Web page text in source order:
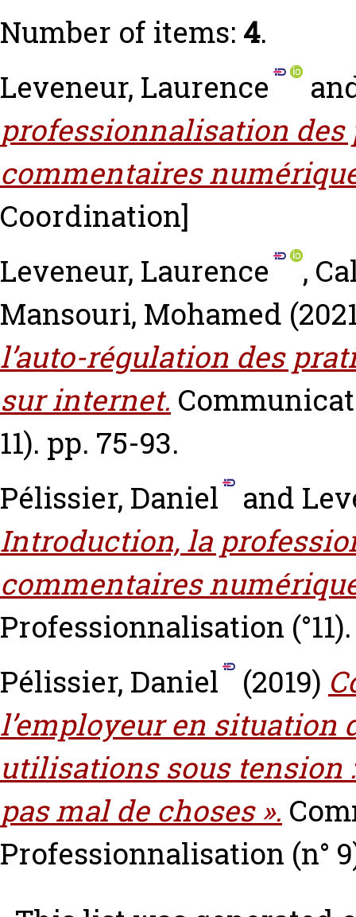
Number of items: 4.
Leveneur, Laurence
professionnalisation des
commentaires
Coordination]
Leveneur, Laurence
,
Mansouri, Mohamed
l’auto-régulation des
sur internet.
11). pp. 75-93.
Pélissier, Daniel
and
Introduction, la
commentaires
Professionnalisation (°11).
Pélissier, Daniel
(2019)
l’employeur en situation
utilisations sous tension
pas mal de choses ».
Professionnalisation (n°